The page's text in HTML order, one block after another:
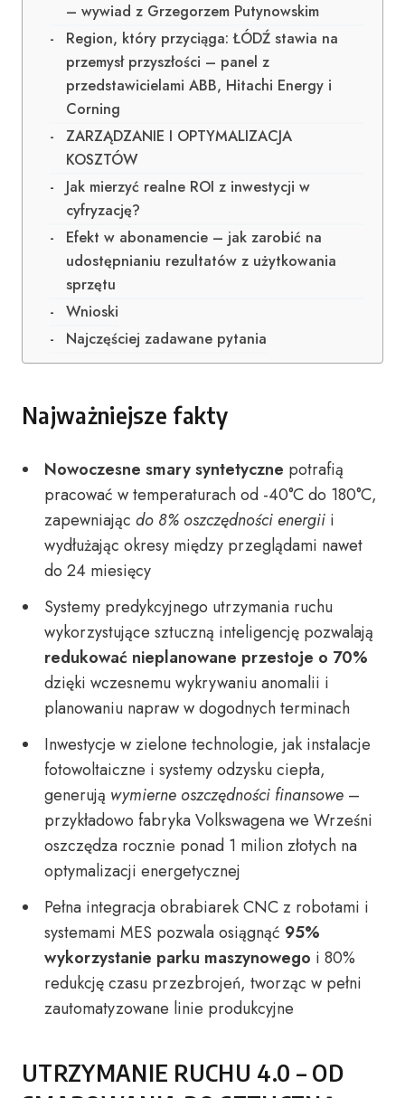
– wywiad z Grzegorzem Putynowskim
Region, który przyciąga: ŁÓDŹ stawia na
przemysł przyszłości – panel z
przedstawicielami ABB, Hitachi Energy i
Corning
ZARZĄDZANIE I OPTYMALIZACJA
KOSZTÓW
Jak mierzyć realne ROI z inwestycji w
cyfryzację?
Efekt w abonamencie – jak zarobić na
udostępnianiu rezultatów z użytkowania
sprzętu
Wnioski
Najczęściej zadawane pytania
Najważniejsze fakty
Nowoczesne smary syntetyczne potrafią
pracować w temperaturach od -40°C do 180°C,
zapewniając do 8% oszczędności energii i
wydłużając okresy między przeglądami nawet
do 24 miesięcy
Systemy predykcyjnego utrzymania ruchu
wykorzystujące sztuczną inteligencję pozwalają
redukować nieplanowane przestoje o 70%
dzięki wczesnemu wykrywaniu anomalii i
planowaniu napraw w dogodnych terminach
Inwestycje w zielone technologie, jak instalacje
fotowoltaiczne i systemy odzysku ciepła,
generują wymierne oszczędności finansowe –
przykładowo fabryka Volkswagena we Wrześni
oszczędza rocznie ponad 1 milion złotych na
optymalizacji energetycznej
Pełna integracja obrabiarek CNC z robotami i
systemami MES pozwala osiągnąć 95%
wykorzystanie parku maszynowego i 80%
redukcję czasu przezbrojeń, tworząc w pełni
zautomatyzowane linie produkcyjne
UTRZYMANIE RUCHU 4.0 – OD